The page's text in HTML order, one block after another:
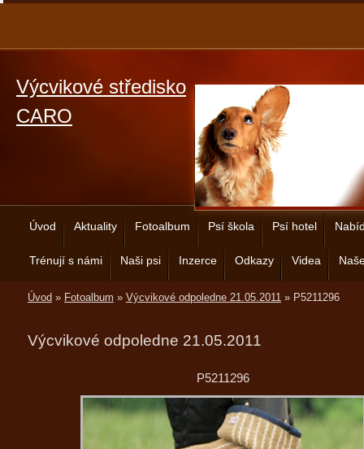
Výcvikové středisko
CARO
Úvod Aktuality Fotoalbum Psí škola Psí hotel
Trénují s námi Naši psi Inzerce Odkazy Videa
Úvod » Fotoalbum » Výcvikové odpoledne 21.05.2011 » P5211296
Výcvikové odpoledne 21.05.2011
P5211296